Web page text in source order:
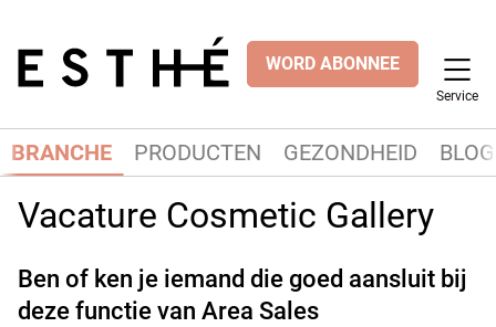
WORD ABONNEE
Service
BRANCHE PRODUCTEN GEZONDHEID
Vacature Cosmetic Gallery
Ben of ken je iemand die goed aansluit bij
deze functie van Area Sales